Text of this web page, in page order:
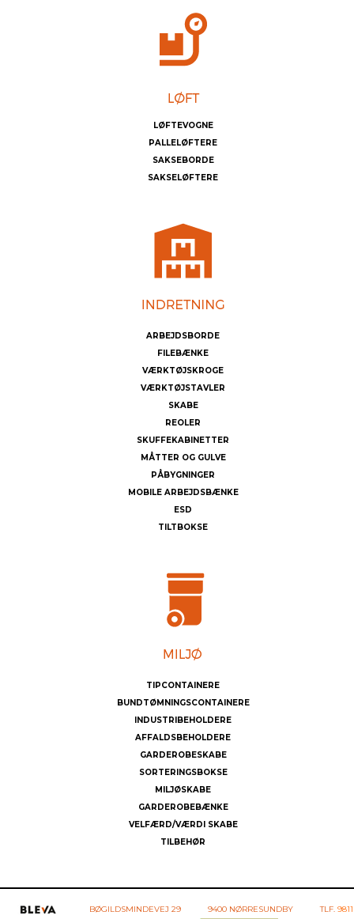
LØFTEVOGNE
PALLELØFTERE
SAKSEBORDE
SAKSELØFTERE
ARBEJDSBORDE
FILEBÆNKE
VÆRKTØJSKROGE
VÆRKTØJSTAVLER
SKABE
REOLER
SKUFFEKABINETTER
MÅTTER OG GULVE
PÅBYGNINGER
MOBILE ARBEJDSBÆNKE
ESD
TILTBOKSE
TIPCONTAINERE
BUNDTØMNINGSCONTAINERE
INDUSTRIBEHOLDERE
AFFALDSBEHOLDERE
GARDEROBESKABE
SORTERINGSBOKSE
MILJØSKABE
GARDEROBEBÆNKE
VELFÆRD/VÆRDI SKABE
TILBEHØR
BØGILDSMINDEVEJ 29 9400 NØRRESUNDBY TLF. 9811